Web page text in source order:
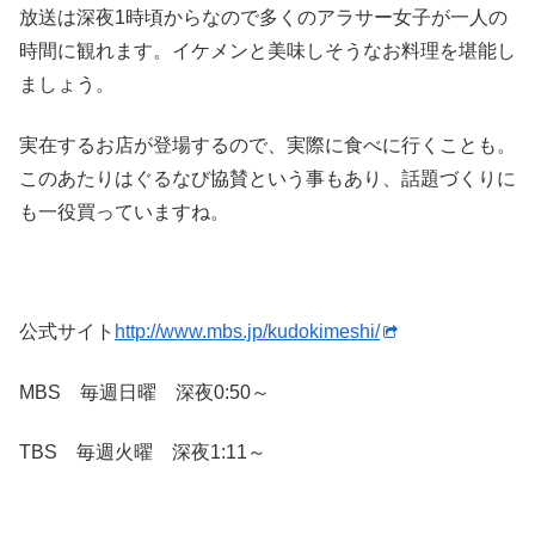
放送は深夜1時頃からなので多くのアラサー女子が一人の
時間に観れます。イケメンと美味しそうなお料理を堪能し
ましょう。
実在するお店が登場するので、実際に食べに行くことも。
このあたりはぐるなび協賛という事もあり、話題づくりに
も一役買っていますね。
公式サイト http://www.mbs.jp/kudokimeshi/
MBS 毎週日曜 深夜0:50～
TBS 毎週火曜 深夜1:11～